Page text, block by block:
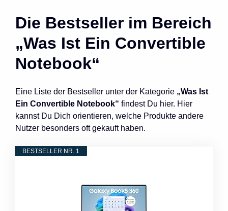
Die Bestseller im Bereich
„Was Ist Ein Convertible
Notebook“
Eine Liste der Bestseller unter der Kategorie „Was Ist
Ein Convertible Notebook“ findest Du hier. Hier
kannst Du Dich orientieren, welche Produkte andere
Nutzer besonders oft gekauft haben.
BESTSELLER NR. 1